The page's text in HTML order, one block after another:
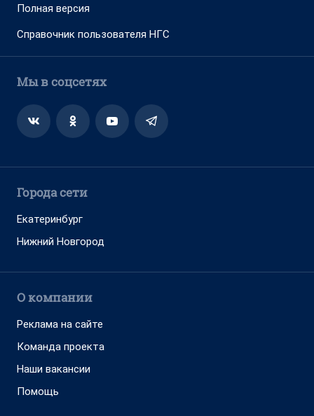
Полная версия
Справочник пользователя НГС
Мы в соцсетях
Города сети
Екатеринбург
Нижний Новгород
О компании
Реклама на сайте
Команда проекта
Наши вакансии
Помощь